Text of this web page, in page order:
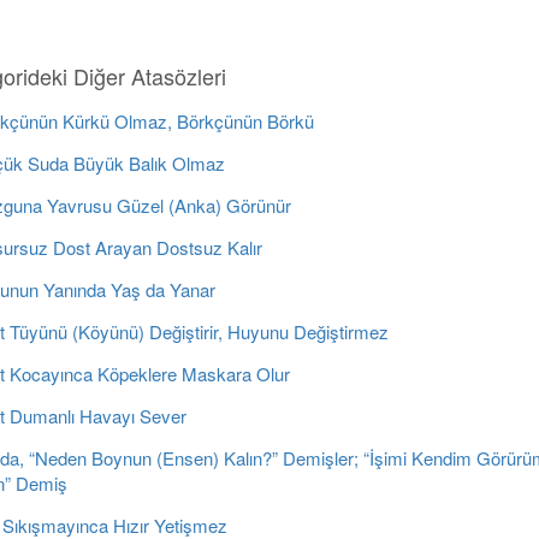
Diğer Atasözleri
Kürkü Olmaz, Börkçünün Börkü
Suda Büyük Balık Olmaz
Yavrusu Güzel (Anka) Görünür
Dost Arayan Dostsuz Kalır
Yanında Yaş da Yanar
Tüyünü (Köyünü) Değiştirir, Huyunu Değiştirmez
Kocayınca Köpeklere Maskara Olur
Havayı Sever
“Neden Boynun (Ensen) Kalın?” Demişler; “İşimi Kendim
Demiş
Hızır Yetişmez